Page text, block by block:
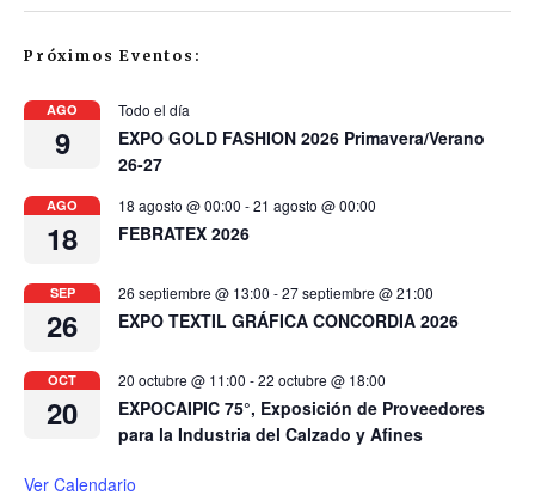
Próximos Eventos:
AGO
9
Todo el día
EXPO GOLD FASHION 2026 Primavera/Verano
26-27
AGO
18
18 agosto @ 00:00 -21 agosto @ 00:00
FEBRATEX 2026
SEP
26
26 septiembre @ 13:00 -27 septiembre @ 21:00
EXPO TEXTIL GRÁFICA CONCORDIA 2026
OCT
20
20 octubre @ 11:00 -22 octubre @ 18:00
EXPOCAIPIC 75°, Exposición de Proveedores
para la Industria del Calzado y Afines
Ver Calendario